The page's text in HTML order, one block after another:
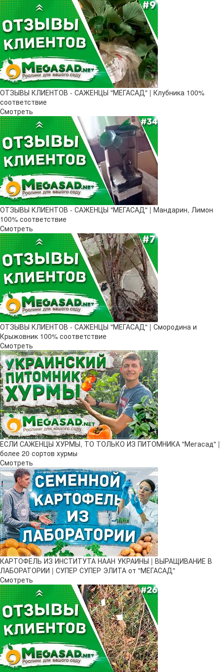
ОТЗЫВЫ КЛИЕНТОВ - САЖЕНЦЫ "МЕГАСАД" | Клубника 100%
соответствие
Смотреть
ОТЗЫВЫ КЛИЕНТОВ - САЖЕНЦЫ "МЕГАСАД" | Мандарин, Лимон
100% соответствие
Смотреть
ОТЗЫВЫ КЛИЕНТОВ - САЖЕНЦЫ "МЕГАСАД" | Смородина и
Крыжовник 100% соответствие
Смотреть
ЕСЛИ САЖЕНЦЫ ХУРМЫ, ТО ТОЛЬКО ИЗ ПИТОМНИКА "Мегасад" |
более 20 сортов хурмы
Смотреть
КАРТОФЕЛЬ ИЗ ИНСТИТУТА НААН УКРАИНЫ | ВЫРАЩИВАНИЕ В
ЛАБОРАТОРИИ | СУПЕР СУПЕР ЭЛИТА от "МЕГАСАД"
Смотреть